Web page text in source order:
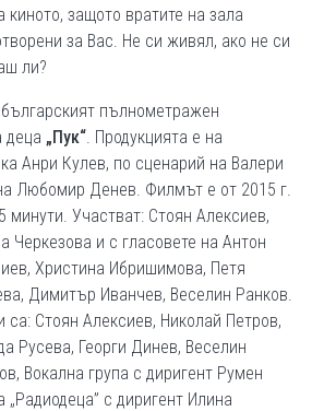
киното, защото вратите на зала
за Вас. Не си живял, ако не си
ли?
пълнометражен
деца „Пук“. Продукцията е на
Анри Кулев, по сценарий на Валери
Любомир Денев. Филмът е от 2015 г.
минути. Участват: Стоян Алексиев,
Черкезова и с гласовете на Антон
Христина Ибришимова, Петя
Димитър Иванчев, Веселин Ранков.
са: Стоян Алексиев, Николай Петров,
Русева, Георги Динев, Веселин
Вокална група с диригент Румен
„Радиодеца” с диригент Илина